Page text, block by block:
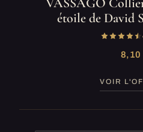
étoile de David
8,10
VOIR